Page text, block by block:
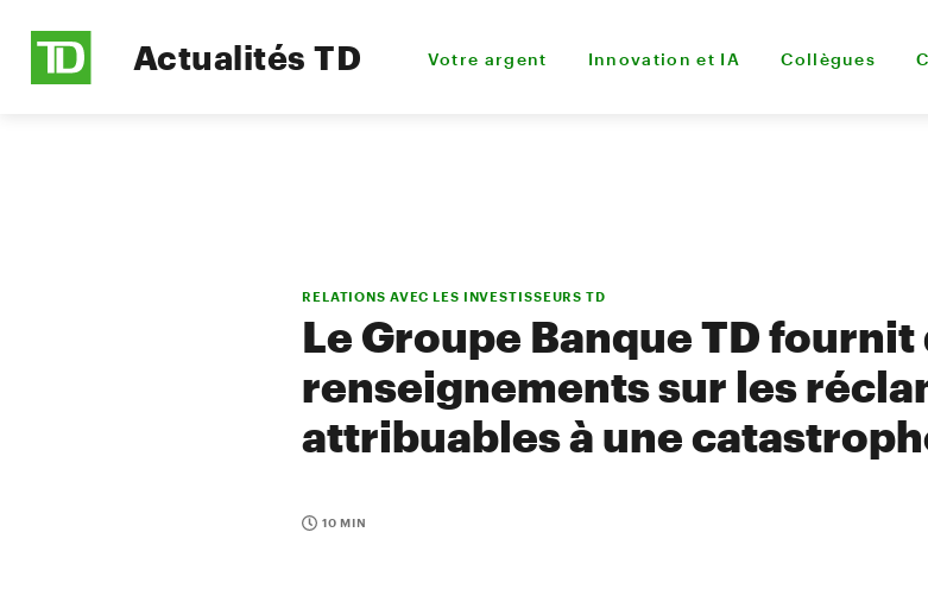
Actualités TD Votre argent Innovation et IA Collègues
RELATIONS AVEC LES INVESTISSEURS TD
Le Groupe Banque TD fournit
renseignements sur les
attribuables à une
10 MIN